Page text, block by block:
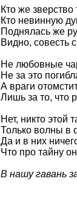
Кто же зверство
Кто невинную
Поднялась же
Видно, совесть
Не любовные
Не за это
А враги
Лишь за то, что
Нет, никто этой
Только волны в
Да и в них
Что про тайну
В нашу гавань